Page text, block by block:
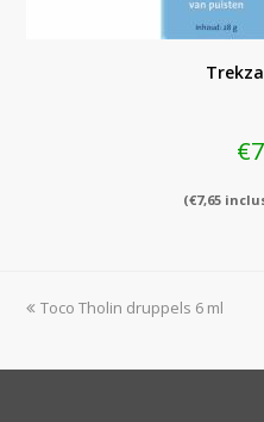
€
(€7,65
previous
Toco Tholin druppels 6 ml